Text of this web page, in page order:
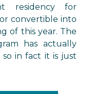
residency for
convertible into
of this year. The
has actually
in fact it is just